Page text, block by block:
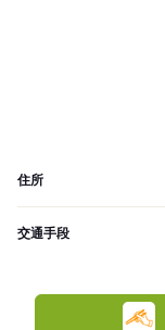
住所
交通手段